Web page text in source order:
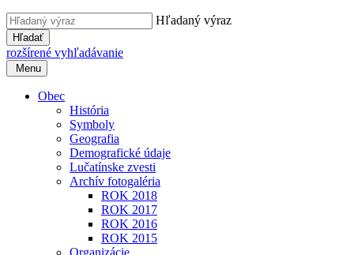
Hľadaný výraz
Hľadať
rozšírené vyhľadávanie
Menu
Obec
História
Symboly
Geografia
Demografické údaje
Lučatínske zvesti
Archív fotogaléria
ROK 2018
ROK 2017
ROK 2016
ROK 2015
Organizácie